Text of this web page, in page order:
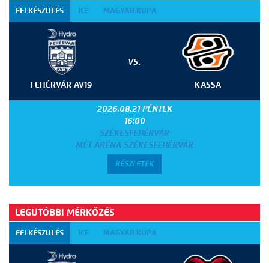
FELKÉSZÜLÉS ICE MAGYAR KUPA
FEHÉRVÁR AV19
VS.
KASSA
2026.08.21 PÉNTEK
16:00
SZÉKESFEHÉRVÁR
MET ARÉNA SZÉKESFEHÉRVÁR
RÉSZLETEK
LEGUTÓBBI MÉRKŐZÉS
FELKÉSZÜLÉS ICE MAGYAR KUPA